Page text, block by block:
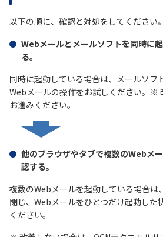
お知らせ
NTTドコモビジネスのお客さ
まはこちら
以下の順に、確認と対処をしてください。
Webメールとメールソフトを同時に
る。
同時に起動している場合は、メールソフ
Webメールの操作をお試しください。※
お進みください。
他のブラウザやタブで複数のWebメ
認する。
複数のWebメールを起動している場合は
閉じ、Webメールをひとつだけ起動した
ください。